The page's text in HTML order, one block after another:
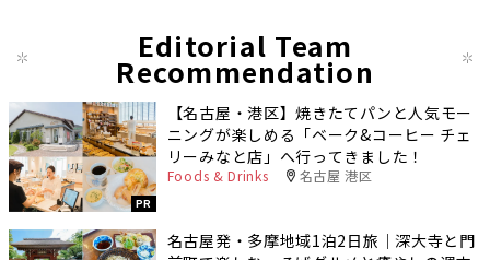
Editorial Team
Recommendation
PR
【名古屋・港区】焼きたてパンと人気モー
ニングが楽しめる「ベーク&コーヒー チェ
リーみなと店」へ行ってきました！
Foods & Drinks 名古屋 港区
名古屋発・多摩地域1泊2日旅｜深大寺と門